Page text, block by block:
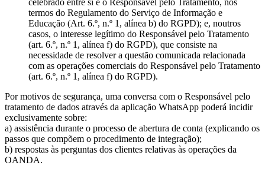
celebrado entre si e o Responsável pelo Tratamento, nos
termos do Regulamento do Serviço de Informação e
Educação (Art. 6.º, n.º 1, alínea b) do RGPD); e, noutros
casos, o interesse legítimo do Responsável pelo Tratamento
(art. 6.º, n.º 1, alínea f) do RGPD), que consiste na
necessidade de resolver a questão comunicada relacionada
com as operações comerciais do Responsável pelo Tratamento
(art. 6.º, n.º 1, alínea f) do RGPD).
Por motivos de segurança, uma conversa com o Responsável pelo
tratamento de dados através da aplicação WhatsApp poderá incidir
exclusivamente sobre:
a) assistência durante o processo de abertura de conta (explicando os
passos que compõem o procedimento de integração);
b) respostas às perguntas dos clientes relativas às operações da
OANDA.